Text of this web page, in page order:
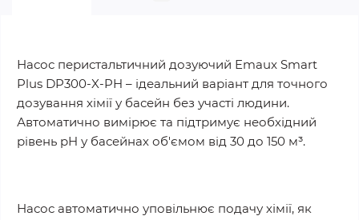
Насос перистальтичний дозуючий Emaux Smart
Plus DP300-X-PH – ідеальний варіант для точного
дозування хімії у басейн без участі людини.
Автоматично вимірює та підтримує необхідний
рівень pH у басейнах об'ємом від 30 до 150 м³.
Насос автоматично уповільнює подачу хімії, як